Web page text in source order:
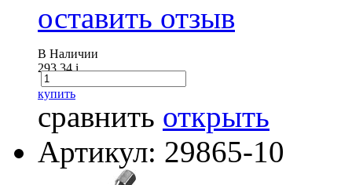
оставить отзыв
В Наличии
293.34i
купить
сравнить открыть
Артикул: 29865-10